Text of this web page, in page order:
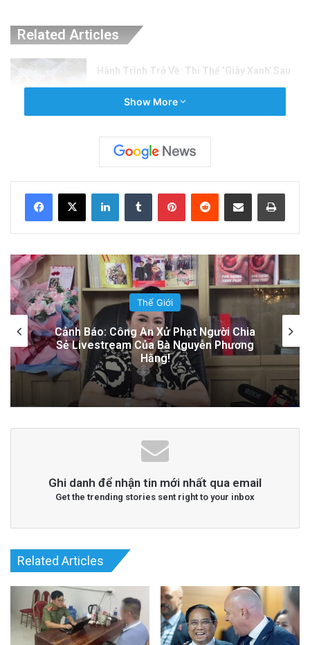
Related Articles
Hành Trình Trở Về: Thi Thể ‘Giày Xanh’ Sau
VinGroup: Nhiều Bài Viết Chỉ Trích Bị Gỡ Bỏ
Do Vi Phạm Bản Quyền
14 hours ago
Đọc thêmRead More
advertisement
Show More
LinkedInTumblr PinterestReddit Share via Email Print
Thế Giới
Sự Kiện Livestream Gây Chấn Động: 3
Triệu Người Theo Dõi Nguyễn Phương
Hằng Tại Việt Nam!
Ghi danh để nhận tin mới nhất qua email
Get the trending stories sent right to your inbox
Related Articles